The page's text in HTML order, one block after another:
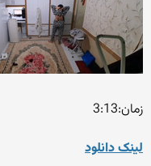
زمان:3:13
لینک دانلود